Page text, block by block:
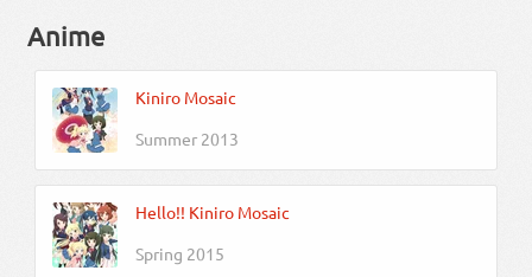
Anime
Kiniro Mosaic
Summer 2013
Hello!! Kiniro Mosaic
Spring 2015